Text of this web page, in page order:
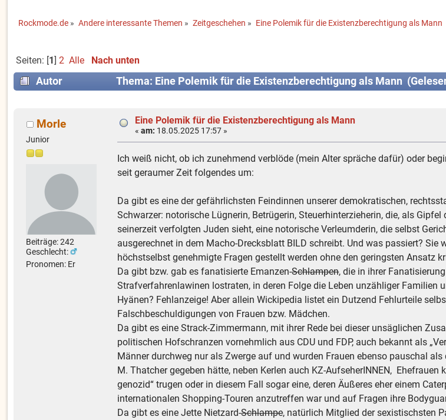
Rockmode.de » Andere interessante Themen » Zeitgeschehen » Eine Polemik für die Existenzberechtigung als Mann
Seiten: [1] 2 Alle Nach unten
Autor Thema: Eine Polemik für die Existenzberechtigung als Mann
Morle
Junior
Beiträge: 242
Geschlecht:
Pronomen: Er
Eine Polemik für die Existenzberechtigung als Mann
«am: 18.05.2025 17:57 »
Ich weiß nicht, ob ich zunehmend verblöde (mein Alter spräche dafür) oder
seit geraumer Zeit folgendes um:
Da gibt es eine der gefährlichsten Feindinnen unserer demokratischen,
Schwarzer: notorische Lügnerin, Betrügerin, Steuerhinterzieherin, die, als
seinerzeit verfolgten Juden sieht, eine notorische Verleumderin, die selbst
ausgerechnet in dem Macho-Drecksblatt BILD schreibt. Und was passiert?
höchstselbst genehmigte Fragen gestellt werden ohne den geringsten Ansatz
Da gibt bzw. gab es fanatisierte Emanzen-Schlampen, die in ihrer
Strafverfahrenlawinen lostraten, in deren Folge die Leben unzähliger
Hyänen? Fehlanzeige! Aber allein Wickipedia listet ein Dutzend Fehlurteile
Falschbeschuldigungen von Frauen bzw. Mädchen.
Da gibt es eine Strack-Zimmermann, mit ihrer Rede bei dieser unsäglichen
politischen Hofschranzen vornehmlich aus CDU und FDP, auch bekannt als
Männer durchweg nur als Zwerge auf und wurden Frauen ebenso pauschal
M. Thatcher gegeben hätte, neben Kerlen auch KZ-AufseherINNEN,
genozid“ trugen oder in diesem Fall sogar eine, deren Äußeres eher einem
internationalen Shopping-Touren anzutreffen war und auf Fragen ihre
Da gibt es eine Jette Nietzard-Schlampe, natürlich Mitglied der sexistischsten